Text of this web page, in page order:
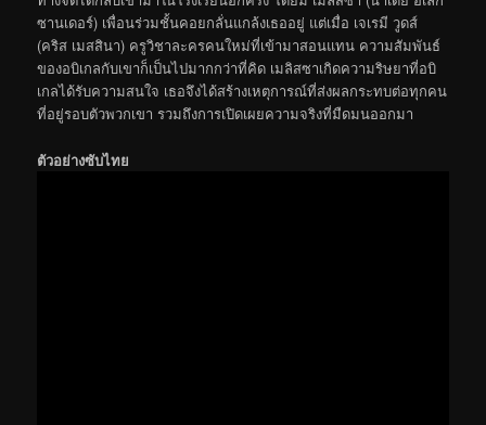
ซานเดอร์) เพื่อนร่วมชั้นคอยกลั่นแกล้งเธออยู่ แต่เมื่อ เจเรมี วูดส์
(คริส เมสสินา) ครูวิชาละครคนใหม่ที่เข้ามาสอนแทน ความสัมพันธ์
ของอบิเกลกับเขาก็เป็นไปมากกว่าที่คิด เมลิสซาเกิดความริษยาที่อบิ
เกลได้รับความสนใจ เธอจึงได้สร้างเหตุการณ์ที่ส่งผลกระทบต่อทุกคน
ที่อยู่รอบตัวพวกเขา รวมถึงการเปิดเผยความจริงที่มืดมนออกมา
ตัวอย่างซับไทย